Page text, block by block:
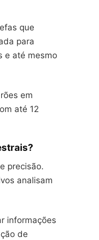
que
para
e até mesmo
em
até 12
precisão.
analisam
informações
de